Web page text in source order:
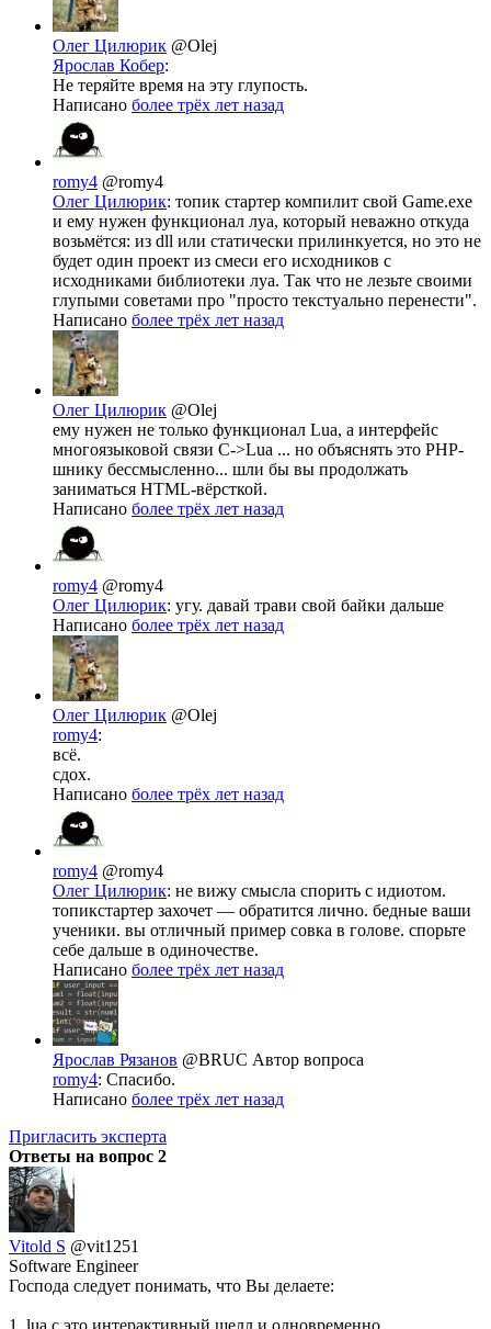
Олег Цилюрик @Olej
Ярослав Кобер:
Не теряйте время на эту глупость.
Написано более трёх лет назад
romy4 @romy4
Олег Цилюрик: топик стартер компилит свой Game.exe
и ему нужен функционал луа, который неважно откуда
возьмётся: из dll или статически прилинкуется, но это не
будет один проект из смеси его исходников с
исходниками библиотеки луа. Так что не лезьте своими
глупыми советами про "просто текстуально перенести".
Написано более трёх лет назад
Олег Цилюрик @Olej
ему нужен не только функционал Lua, а интерфейс
многоязыковой связи C->Lua ... но объяснять это PHP-
шнику бессмысленно... шли бы вы продолжать
заниматься HTML-вёрсткой.
Написано более трёх лет назад
romy4 @romy4
Олег Цилюрик: угу. давай трави свой байки дальше
Написано более трёх лет назад
Олег Цилюрик @Olej
romy4:
всё.
сдох.
Написано более трёх лет назад
romy4 @romy4
Олег Цилюрик: не вижу смысла спорить с идиотом.
топикстартер захочет — обратится лично. бедные ваши
ученики. вы отличный пример совка в голове. спорьте
себе дальше в одиночестве.
Написано более трёх лет назад
Ярослав Рязанов @BRUC Автор вопроса
romy4: Спасибо.
Написано более трёх лет назад
Пригласить эксперта
Ответы на вопрос 2
Vitold S @vit1251
Software Engineer
Господа следует понимать, что Вы делаете: